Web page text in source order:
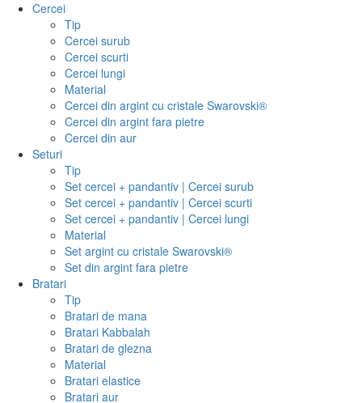
Cercei
Tip
Cercei surub
Cercei scurti
Cercei lungi
Material
Cercei din argint cu cristale Swarovski®
Cercei din argint fara pietre
Cercei din aur
Seturi
Tip
Set cercei + pandantiv | Cercei surub
Set cercei + pandantiv | Cercei scurti
Set cercei + pandantiv | Cercei lungi
Material
Set argint cu cristale Swarovski®
Set din argint fara pietre
Bratari
Tip
Bratari de mana
Bratari Kabbalah
Bratari de glezna
Material
Bratari elastice
Bratari aur